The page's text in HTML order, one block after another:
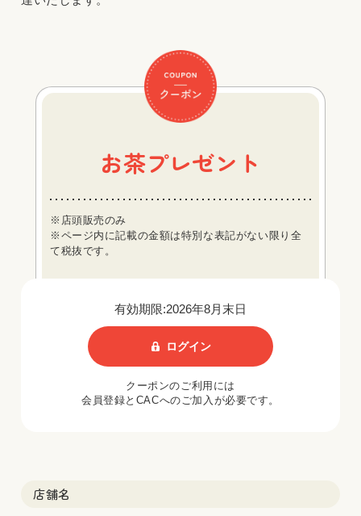
お茶プレゼント
※店頭販売のみ
※ページ内に記載の金額は特別な表記がない限り全
て税抜です。
有効期限:2026年8月末日
ログイン
クーポンのご利用には
会員登録とCACへのご加入が必要です。
店舗名